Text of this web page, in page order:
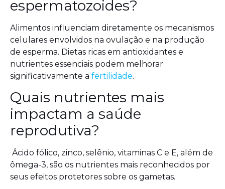
espermatozoides?
Alimentos influenciam diretamente os mecanismos
celulares envolvidos na ovulação e na produção
de esperma. Dietas ricas em antioxidantes e
nutrientes essenciais podem melhorar
significativamente a fertilidade.
Quais nutrientes mais
impactam a saúde
reprodutiva?
Ácido fólico, zinco, selênio, vitaminas C e E, além de
ômega-3, são os nutrientes mais reconhecidos por
seus efeitos protetores sobre os gametas.